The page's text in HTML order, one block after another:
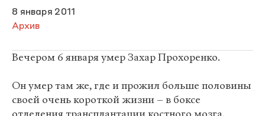
8 января 2011
Архив
Вечером 6 января умер Захар Прохоренко.
Он умер там же, где и прожил больше половины
своей очень короткой жизни – в боксе